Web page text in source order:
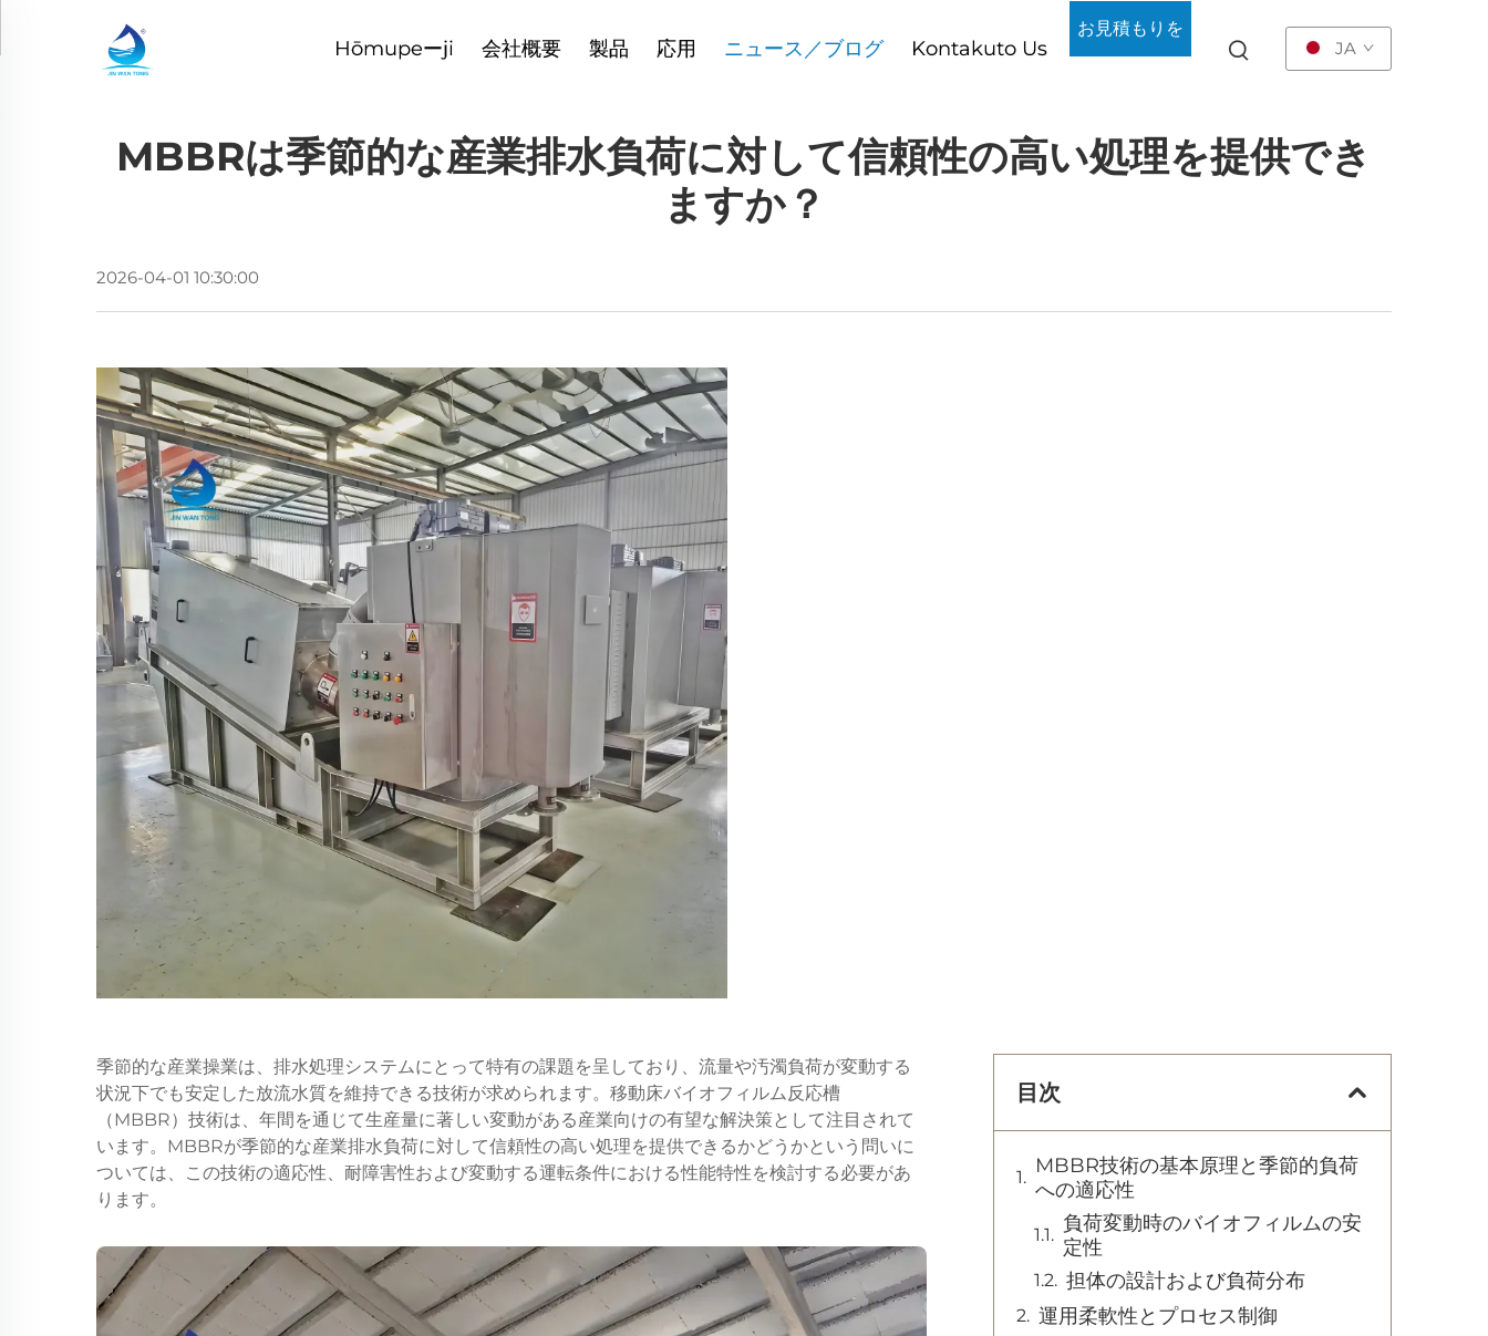
Hōmupeーji 会社概要 製品 応用 ニュース／ブログ Kontakuto Us
お見積もりを
JA
MBBRは季節的な産業排水負荷に対して信頼性の高い処理を提供でき
ますか？
2026-04-01 10:30:00
季節的な産業操業は、排水処理システムにとって特有の課題を呈しており、流量や汚濁負荷が変動する
状況下でも安定した放流水質を維持できる技術が求められます。移動床バイオフィルム反応槽
（MBBR）技術は、年間を通じて生産量に著しい変動がある産業向けの有望な解決策として注目されて
います。MBBRが季節的な産業排水負荷に対して信頼性の高い処理を提供できるかどうかという問いに
ついては、この技術の適応性、耐障害性および変動する運転条件における性能特性を検討する必要があ
ります。
目次
MBBR技術の基本原理と季節的負荷
への適応性
負荷変動時のバイオフィルムの安
定性
担体の設計および負荷分布
運用柔軟性とプロセス制御